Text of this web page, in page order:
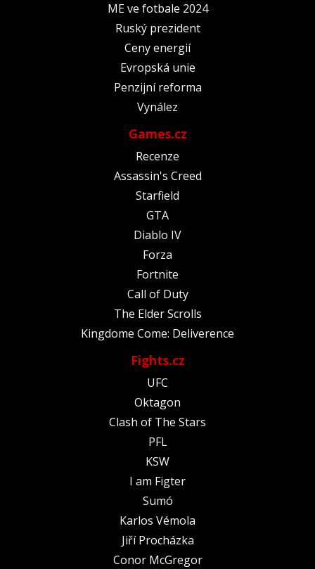
ME ve fotbale 2024
Ruský prezident
Ceny energií
Evropská unie
Penzijní reforma
Vynález
Games.cz
Recenze
Assassin's Creed
Starfield
GTA
Diablo IV
Forza
Fortnite
Call of Duty
The Elder Scrolls
Kingdome Come: Deliverence
Fights.cz
UFC
Oktagon
Clash of The Stars
PFL
KSW
I am Figter
Sumó
Karlos Vémola
Jiří Procházka
Conor McGregor